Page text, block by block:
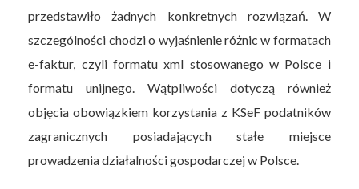
przedstawiło żadnych konkretnych rozwiązań. W
szczególności chodzi o wyjaśnienie różnic w formatach
e-faktur, czyli formatu xml stosowanego w Polsce i
formatu unijnego. Wątpliwości dotyczą również
objęcia obowiązkiem korzystania z KSeF podatników
zagranicznych posiadających stałe miejsce
prowadzenia działalności gospodarczej w Polsce.